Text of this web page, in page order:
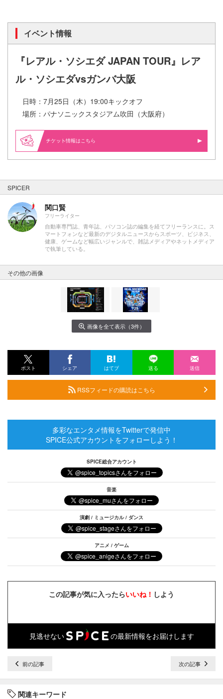
イベント情報
『レアル・ソシエダ JAPAN TOUR』レア
ル・ソシエダvsガンバ大阪
日時：7月25日（木）19:00キックオフ
場所：パナソニックスタジアム吹田（大阪府）
情報はこちら
SPICER
関口賢
フリーライター
自動車専門誌、青年誌、パソコン誌の編集を経てフリーランスに。ス
マートフォンなど最新のデジタルニュースからスポーツ、ビジネス、
健康、ゲームなど幅広いジャンルで、雑誌メディアやネットメディア
で執筆している。
その他の画像
画像を全て表示（3件）
ポスト シェア はてブ 送る 送信
RSSフィードの購読はこちら
多彩なエンタメ情報をTwitterで発信中
SPICE公式アカウントをフォローしよう！
SPICE総合アカウント
音楽
演劇 / ミュージカル / ダンス
アニメ / ゲーム
この記事が気に入ったらいいね！ しよう
見逃せない の最新情報をお届けします
前の記事 次の記事
関連キーワード